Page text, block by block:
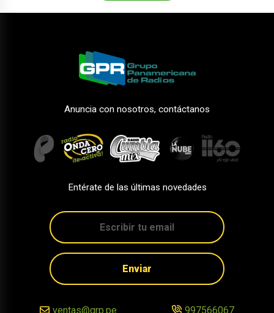
Anuncia con nosotros, contáctanos
Entérate de las últimas novedades
Enviar
ventas@grp.pe 997566067